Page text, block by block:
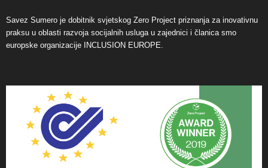
Savez Sumero je dobitnik svjetskog Zero Project priznanja za inovativnu
praksu u oblasti razvoja socijalnih usluga u zajednici i članica smo
europske organizacije INCLUSION EUROPE.